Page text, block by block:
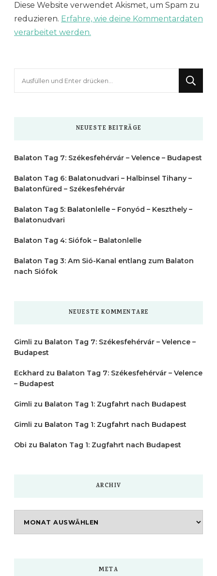
Diese Website verwendet Akismet, um Spam zu
reduzieren. Erfahre, wie deine Kommentardaten
verarbeitet werden.
NEUESTE BEITRÄGE
Balaton Tag 7: Székesfehérvár – Velence – Budapest
Balaton Tag 6: Balatonudvari – Halbinsel Tihany –
Balatonfüred – Székesfehérvár
Balaton Tag 5: Balatonlelle – Fonyód – Keszthely –
Balatonudvari
Balaton Tag 4: Siófok – Balatonlelle
Balaton Tag 3: Am Sió-Kanal entlang zum Balaton
nach Siófok
NEUESTE KOMMENTARE
Gimli zu Balaton Tag 7: Székesfehérvár – Velence –
Budapest
Eckhard zu Balaton Tag 7: Székesfehérvár – Velence
– Budapest
Gimli zu Balaton Tag 1: Zugfahrt nach Budapest
Gimli zu Balaton Tag 1: Zugfahrt nach Budapest
Obi zu Balaton Tag 1: Zugfahrt nach Budapest
ARCHIV
META